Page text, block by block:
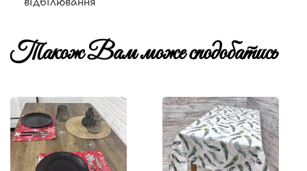
Також Вам може сподобатись